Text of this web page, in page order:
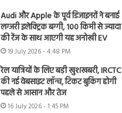
Audi और Apple के पूर्व डिजाइनरों ने बनाई
लग्जरी इलेक्ट्रिक बग्गी, 100 किमी से ज्यादा
की रेंज के साथ आएगी यह अनोखी EV
19 July 2026 - 4:48 PM
रेल यात्रियों के लिए बड़ी खुशखबरी, IRCTC
की नई वेबसाइट लॉन्च, टिकट बुकिंग होगी
पहले से आसान और तेज
16 July 2026 - 1:45 PM